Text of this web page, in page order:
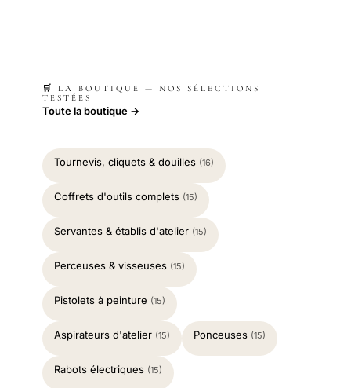
🛒 LA BOUTIQUE — NOS SÉLECTIONS
TESTÉES
Toute la boutique →
Tournevis, cliquets & douilles (16)
Coffrets d'outils complets (15)
Servantes & établis d'atelier (15)
Perceuses & visseuses (15)
Pistolets à peinture (15)
Aspirateurs d'atelier (15) Ponceuses (15)
Rabots électriques (15)